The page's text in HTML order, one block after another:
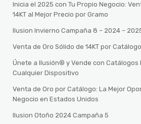
Inicia el 2025 con Tu Propio Negocio:
14KT al Mejor Precio por Gramo
Ilusion Invierno Campaña 8 – 2024 –
Venta de Oro Sólido de 14KT por Catálogo
Únete a Ilusión® y Vende con Catálogos
Cualquier Dispositivo
Venta de Oro por Catálogo: La Mejor
Negocio en Estados Unidos
Ilusion Otoño 2024 Campaña 5